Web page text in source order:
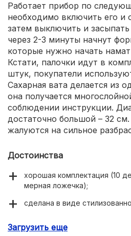
Работает прибор по
необходимо включить его и
затем выключить и
через 2-3 минуты начнут
которые нужно начать
Кстати, палочки идут в
штук, покупатели
Сахарная вата делается из
она получается
соблюдении инструкции.
достаточно большой – 32
жалуются на сильное
Достоинства
хорошая комплектация (10
мерная ложечка);
сделана в виде
Загрузить еще